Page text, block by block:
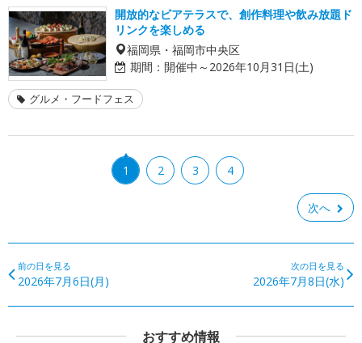
開放的なビアテラスで、創作料理や飲み放題ド
リンクを楽しめる
福岡県・福岡市中央区
期間： 開催中～2026年10月31日(土)
グルメ・フードフェス
1 2 3 4
次へ
前の日を見る
2026年7月6日(月)
次の日を見る
2026年7月8日(水)
おすすめ情報